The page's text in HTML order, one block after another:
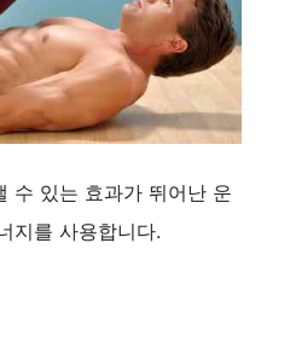
수 있는 효과가 뛰어난 운
지를 사용합니다.